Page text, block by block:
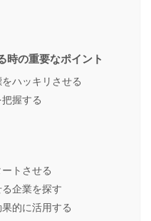
時の重要なポイント
ハッキリさせる
握する
トさせる
企業を探す
的に活用する